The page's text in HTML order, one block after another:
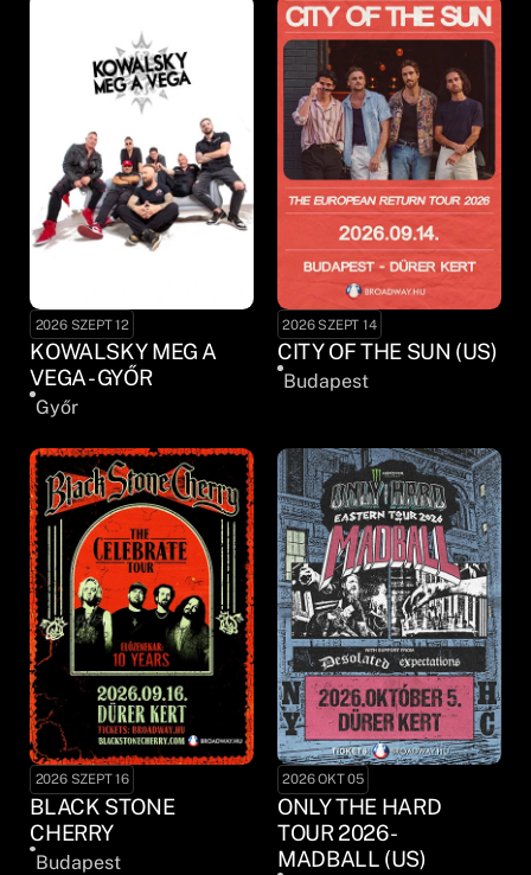
2026 SZEPT 12
KOWALSKY MEG A
VEGA - GYŐR
Győr
2026 SZEPT 14
CITY OF THE SUN (US)
Budapest
2026 SZEPT 16
BLACK STONE
CHERRY
Budapest
2026 OKT 05
ONLY THE HARD
TOUR 2026 -
MADBALL (US)